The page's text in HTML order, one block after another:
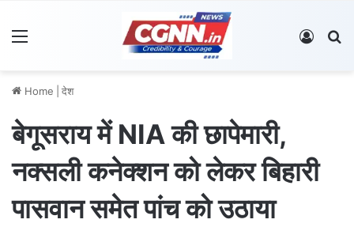
Log In
Home देश
बेगूसराय में NIA की छापेमारी,
नक्सली कनेक्शन को लेकर बिहारी
पासवान समेत पांच को उठाया